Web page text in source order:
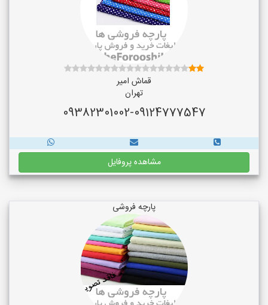
قماش امیر
تهران
09382301002-09124777547
مشاهده پروفایل
پارچه فروشی